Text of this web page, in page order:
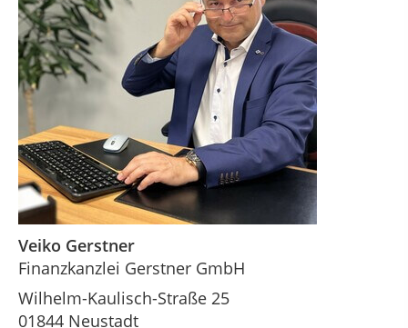
Veiko Gerstner
Finanzkanzlei Gerstner GmbH
Wilhelm-Kaulisch-Straße 25
01844 Neustadt